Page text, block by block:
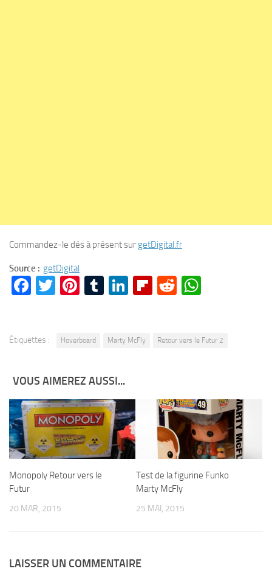
Commandez-le dés à présent sur getDigital.fr
Source : getDigital
Facebook
TwitterPinterest
TumblrLinkedIn
Flipboard
Reddit
Étiquettes : Hoverboard Marty McFly Retour vers le Futur 2
VOUS AIMEREZ AUSSI...
Monopoly Retour vers le
Futur
20 MAR, 2015
Test de la figurine Funko
Marty McFly
25 MAI, 2015
LAISSER UN COMMENTAIRE